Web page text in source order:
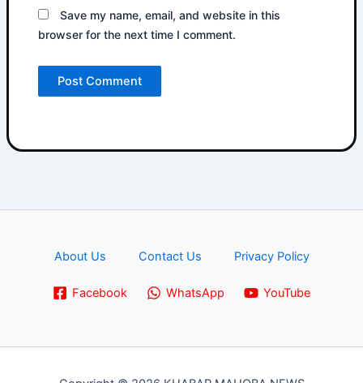
Save my name, email, and website in this
browser for the next time I comment.
About Us Contact Us Privacy Policy
Facebook WhatsApp YouTube